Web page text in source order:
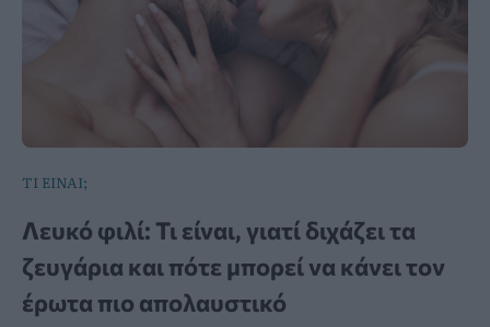
ΤΙ ΕΙΝΑΙ;
Λευκό φιλί: Τι είναι, γιατί διχάζει τα
ζευγάρια και πότε μπορεί να κάνει τον
έρωτα πιο απολαυστικό